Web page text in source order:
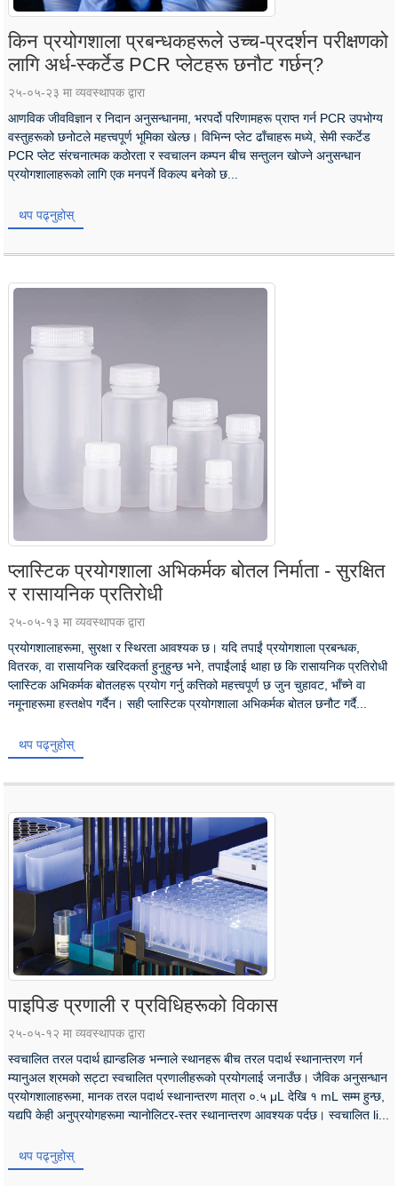
किन प्रयोगशाला प्रबन्धकहरूले उच्च-प्रदर्शन परीक्षणको
लागि अर्ध-स्कर्टेड PCR प्लेटहरू छनौट गर्छन्?
२५-०५-२३ मा व्यवस्थापक द्वारा
आणविक जीवविज्ञान र निदान अनुसन्धानमा, भरपर्दो परिणामहरू प्राप्त गर्न PCR उपभोग्य
वस्तुहरूको छनोटले महत्त्वपूर्ण भूमिका खेल्छ। विभिन्न प्लेट ढाँचाहरू मध्ये, सेमी स्कर्टेड
PCR प्लेट संरचनात्मक कठोरता र स्वचालन कम्पन बीच सन्तुलन खोज्ने अनुसन्धान
प्रयोगशालाहरूको लागि एक मनपर्ने विकल्प बनेको छ...
थप पढ्नुहोस्
प्लास्टिक प्रयोगशाला अभिकर्मक बोतल निर्माता - सुरक्षित
र रासायनिक प्रतिरोधी
२५-०५-१३ मा व्यवस्थापक द्वारा
प्रयोगशालाहरूमा, सुरक्षा र स्थिरता आवश्यक छ। यदि तपाईं प्रयोगशाला प्रबन्धक,
वितरक, वा रासायनिक खरिदकर्ता हुनुहुन्छ भने, तपाईंलाई थाहा छ कि रासायनिक प्रतिरोधी
प्लास्टिक अभिकर्मक बोतलहरू प्रयोग गर्नु कत्तिको महत्त्वपूर्ण छ जुन चुहावट, भाँच्ने वा
नमूनाहरूमा हस्तक्षेप गर्दैन। सही प्लास्टिक प्रयोगशाला अभिकर्मक बोतल छनौट गर्दै...
थप पढ्नुहोस्
पाइपिङ प्रणाली र प्रविधिहरूको विकास
२५-०५-१२ मा व्यवस्थापक द्वारा
स्वचालित तरल पदार्थ ह्यान्डलिङ भन्नाले स्थानहरू बीच तरल पदार्थ स्थानान्तरण गर्न
म्यानुअल श्रमको सट्टा स्वचालित प्रणालीहरूको प्रयोगलाई जनाउँछ। जैविक अनुसन्धान
प्रयोगशालाहरूमा, मानक तरल पदार्थ स्थानान्तरण मात्रा ०.५ μL देखि १ mL सम्म हुन्छ,
यद्यपि केही अनुप्रयोगहरूमा न्यानोलिटर-स्तर स्थानान्तरण आवश्यक पर्दछ। स्वचालित li...
थप पढ्नुहोस्